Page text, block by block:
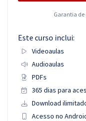
Garantia de
Este curso inclui:
Videoaulas
Audioaulas
PDFs
365 dias para
Download
Acesso no